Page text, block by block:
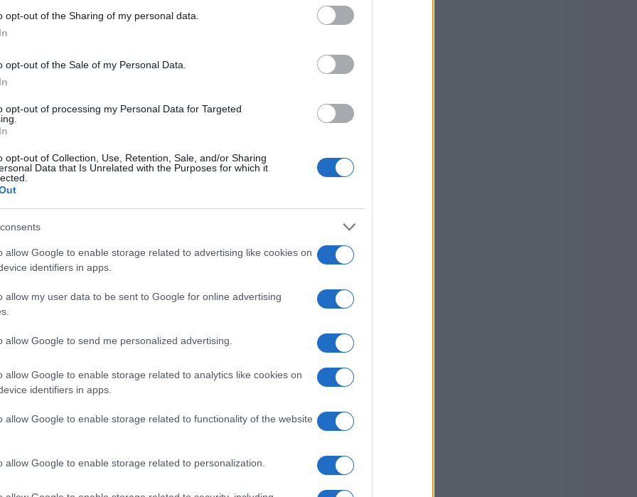
opt-out of the Sharing of my personal data.
opt-out of the Sale of my Personal Data.
opt-out of processing my Personal Data for Targeted
opt-out of Collection, Use, Retention, Sale, and/or Sharing
Data that Is Unrelated with the Purposes for which it
allow Google to enable storage related to advertising like cookies on
identifiers in apps.
allow my user data to be sent to Google for online advertising
allow Google to send me personalized advertising.
allow Google to enable storage related to analytics like cookies on
identifiers in apps.
allow Google to enable storage related to functionality of the website
allow Google to enable storage related to personalization.
sarebbe arrampicato su una sedia,
di una finestra aperta per affacciarsi. Chi
alla ricerca di avventure? Purtroppo, in
avuto conseguenze tragiche. La caduta ha
i soccorsi. Poco dopo, ambulanze e
gestire una situazione che nessuno avrebbe
curiosi si era radunata attorno al luogo
che ha sconvolto la quotidianità. Le sirene
l’ansia palpabile nell’aria… un momento che
trasportato d’urgenza all’ospedale di San
giudicate gravi, lasciando famiglie e amici
restano
chiarire le dinamiche di quanto accaduto. È